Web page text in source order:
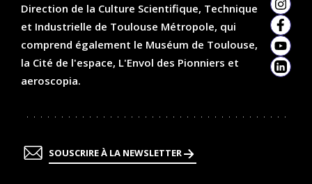
Direction de la Culture Scientifique, Technique
et Industrielle de Toulouse Métropole, qui
comprend également le Muséum de Toulouse,
la Cité de l'espace, L'Envol des Pionniers et
aeroscopia.
SOUSCRIRE À LA NEWSLETTER